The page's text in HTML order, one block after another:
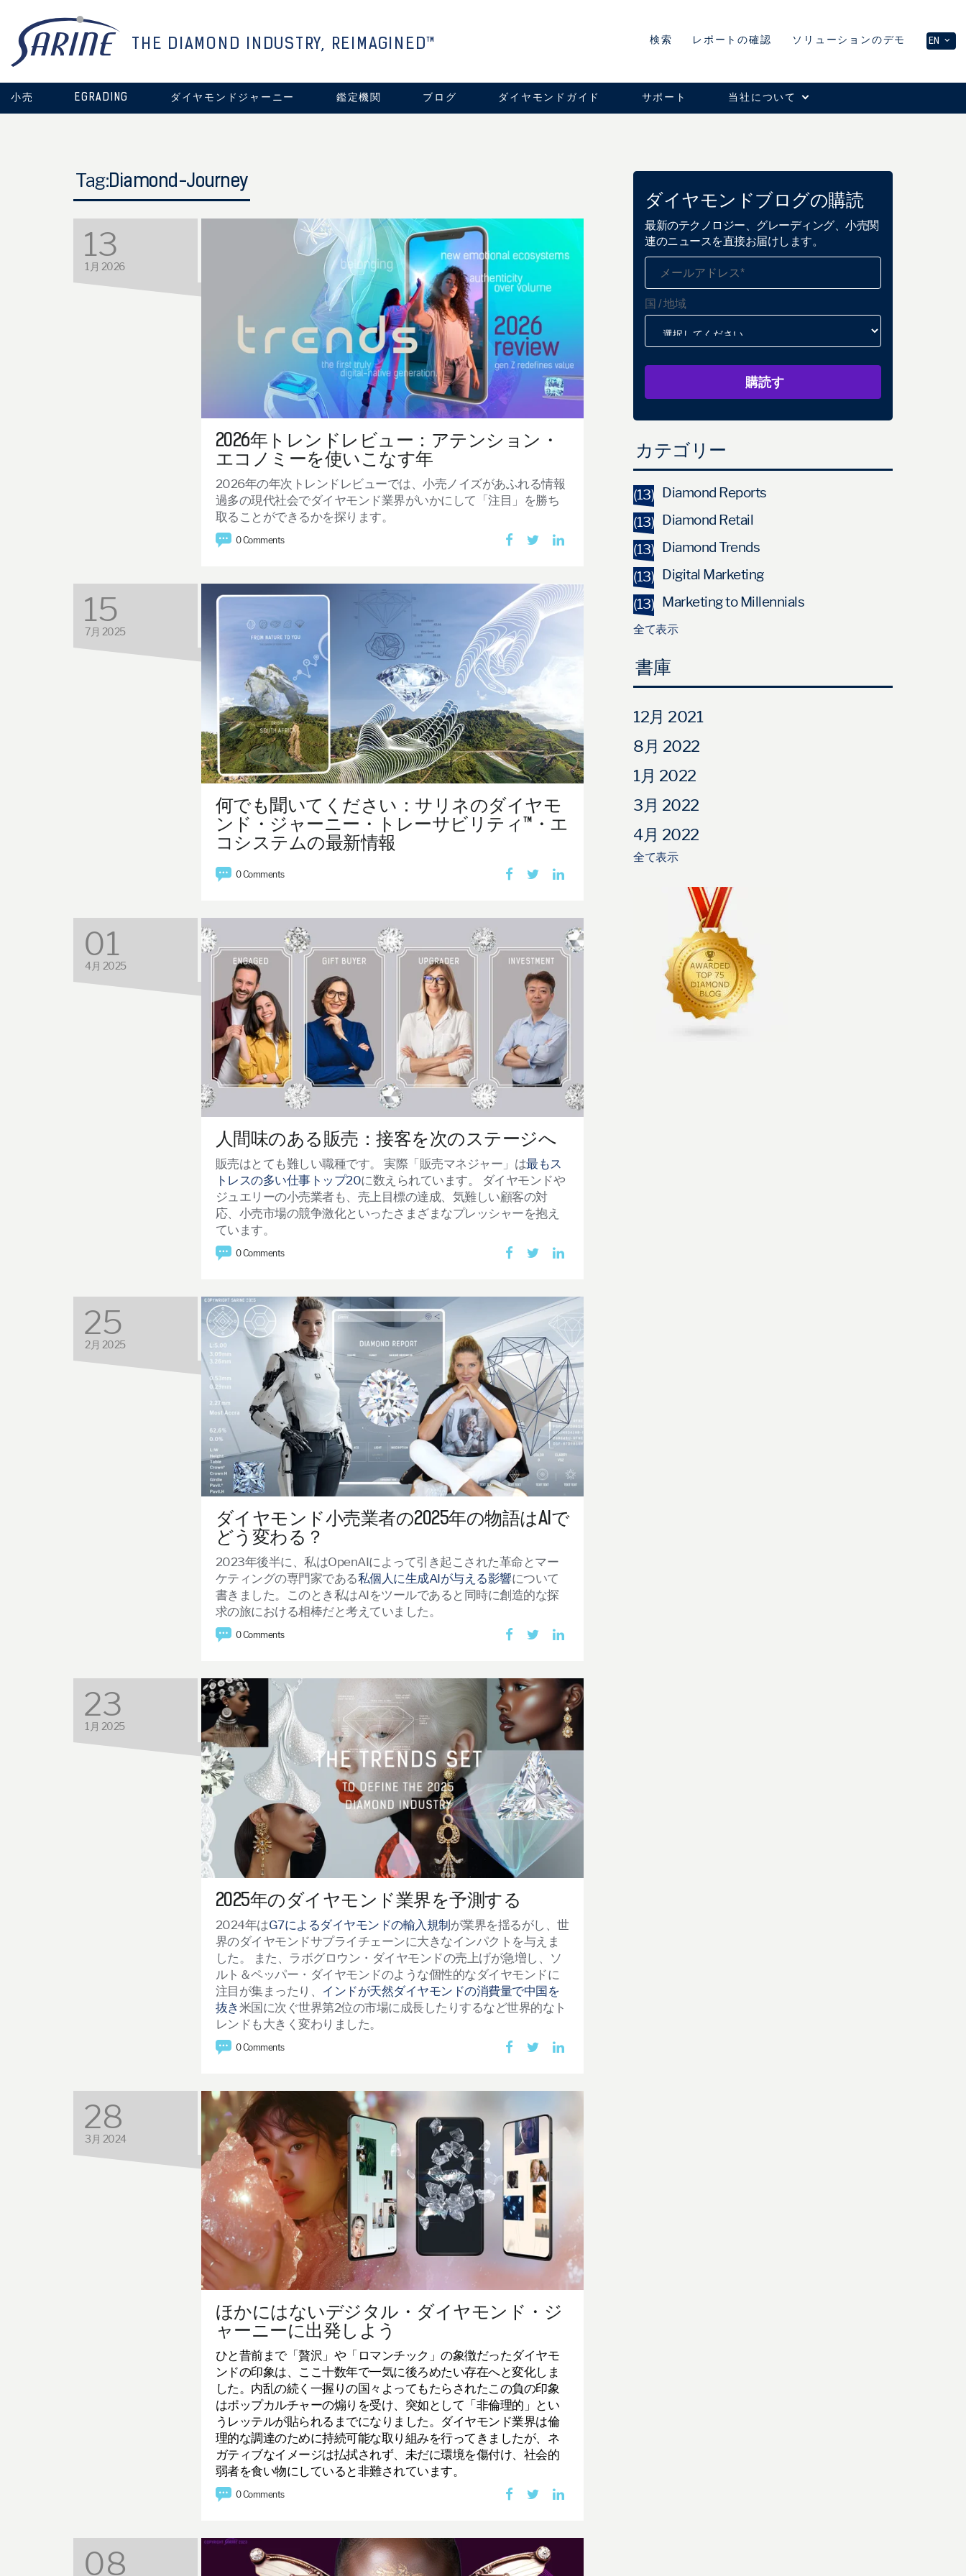
THE DIAMOND INDUSTRY, REIMAGINED™ 検索 レポートの確認 ソリューションのデモ EN
小売 EGRADING ダイヤモンドジャーニー 鑑定機関 ブログ ダイヤモンドガイド サポート 当社について
Tag:Diamond-Journey
13
1月 2026
2026年トレンドレビュー：アテンション・
エコノミーを使いこなす年
2026年の年次トレンドレビューでは、小売ノイズがあふれる情報
過多の現代社会でダイヤモンド業界がいかにして「注目」を勝ち
取ることができるかを探ります。
0 Comments
15
7月 2025
何でも聞いてください：サリネのダイヤモ
ンド・ジャーニー・トレーサビリティ™・エ
コシステムの最新情報
0 Comments
01
4月 2025
人間味のある販売：接客を次のステージへ
販売はとても難しい職種です。 実際「販売マネジャー」は最もス
トレスの多い仕事トップ20に数えられています。
ダイヤモンドや
ジュエリーの小売業者も、売上目標の達成、気難しい顧客の対
応、小売市場の競争激化といったさまざまなプレッシャーを抱え
ています。
0 Comments
25
2月 2025
ダイヤモンド小売業者の2025年の物語はAIで
どう変わる？
2023年後半に、私はOpenAIによって引き起こされた革命とマー
ケティングの専門家である私個人に生成AIが与える影響について
書きました。このとき私はAIをツールであると同時に創造的な探
求の旅における相棒だと考えていました。
0 Comments
23
1月 2025
2025年のダイヤモンド業界を予測する
2024年はG7によるダイヤモンドの輸入規制が業界を揺るがし、世
界のダイヤモンドサプライチェーンに大きなインパクトを与えま
した。
また、ラボグロウン・ダイヤモンドの売上げが急増し、ソ
ルト＆ペッパー・ダイヤモンドのような個性的なダイヤモンドに
注目が集まったり、 インドが天然ダイヤモンドの消費量で中国を
抜き米国に次ぐ世界第2位の市場に成長したりするなど世界的なト
レンドも大きく変わりました。
0 Comments
28
3月 2024
ほかにはないデジタル・ダイヤモンド・ジ
ャーニーに出発しよう
ひと昔前まで「贅沢」や「ロマンチック」の象徴だったダイヤモ
ンドの印象は、ここ十数年で一気に後ろめたい存在へと変化しま
した。内乱の続く一握りの国々よってもたらされたこの負の印象
はポップカルチャーの煽りを受け、突如として「非倫理的」とい
うレッテルが貼られるまでになりました。ダイヤモンド業界は倫
理的な調達のために持続可能な取り組みを行ってきましたが、ネ
ガティブなイメージは払拭されず、未だに環境を傷付け、社会的
弱者を食い物にしていると非難されています。
0 Comments
08
ダイヤモンドブログの購読
最新のテクノロジー、グレーディング、小売関
連のニュースを直接お届けします。
国 / 地域
カテゴリー
Diamond Reports
(13)
Diamond Retail
(13)
Diamond Trends
(13)
Digital Marketing
(13)
Marketing to Millennials
(13)
全て表示
書庫
12月 2021
8月 2022
1月 2022
3月 2022
4月 2022
全て表示